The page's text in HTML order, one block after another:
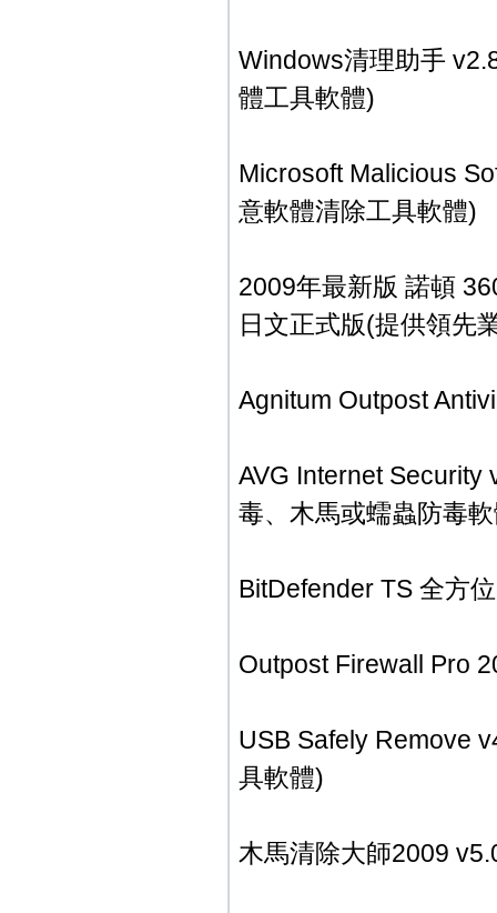
Windows清理助手
體工具軟體)
Microsoft Malicious
意軟體清除工具軟體)
2009年最新版 諾頓
日文正式版(提供領先
Agnitum Outpost
AVG Internet Security
毒、木馬或蠕蟲防毒
BitDefender TS 全方
Outpost Firewall Pro
USB Safely Remove
具軟體)
木馬清除大師2009